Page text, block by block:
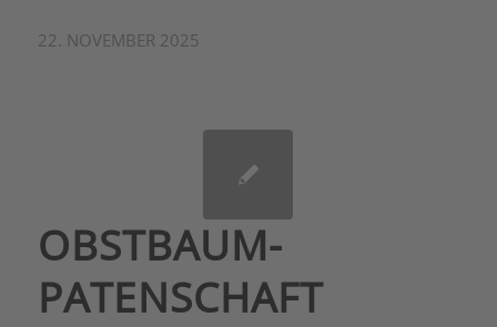
22. NOVEMBER 2025
OBSTBAUM-
PATENSCHAFT